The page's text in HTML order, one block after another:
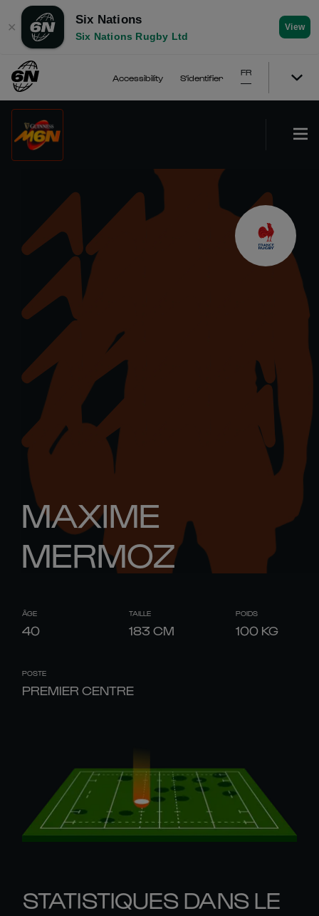
✕
Six Nations
Six Nations Rugby Ltd
View
Accessibility S'identifier
FR
MAXIME
MERMOZ
ÂGE
40
TAILLE
183 CM
POIDS
100 KG
POSTE
PREMIER CENTRE
STATISTIQUES DANS LE